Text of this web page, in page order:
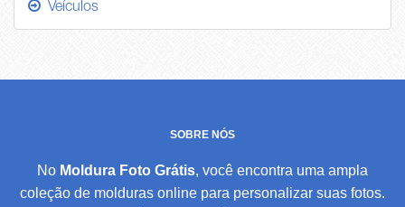
Veículos
SOBRE NÓS
No Moldura Foto Grátis, você encontra uma ampla
coleção de molduras online para personalizar suas fotos.